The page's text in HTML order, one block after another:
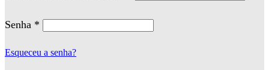
Senha *
Esqueceu a senha?